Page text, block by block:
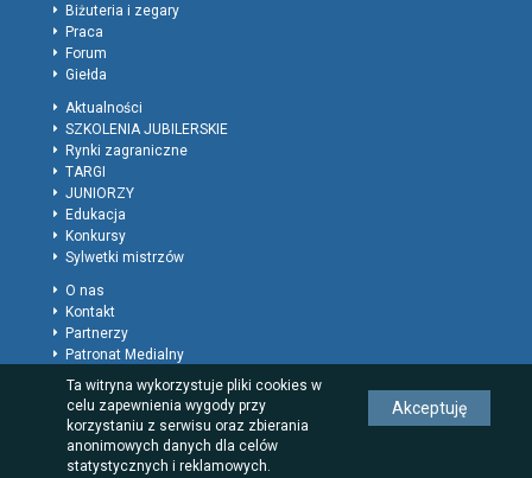
Biżuteria i zegary
Praca
Forum
Giełda
Aktualności
SZKOLENIA JUBILERSKIE
Rynki zagraniczne
TARGI
JUNIORZY
Edukacja
Konkursy
Sylwetki mistrzów
O nas
Kontakt
Partnerzy
Patronat Medialny
Polityka prywatności
Regulamin
Reklama
Rodzaje wpisów dla firm
Ta witryna wykorzystuje pliki cookies w
celu zapewnienia wygody przy
korzystaniu z serwisu oraz zbierania
anonimowych danych dla celów
statystycznych i reklamowych.
Akceptuję